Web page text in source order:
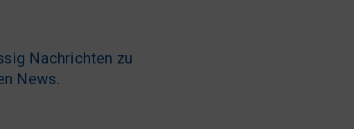
Nachrichten zu
News.